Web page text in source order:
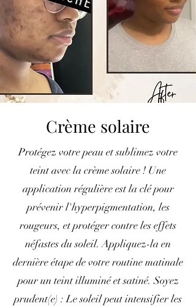
Crème solaire
Protégez votre peau et sublimez votre
teint avec la crème solaire ! Une
application régulière est la clé pour
prévenir l'hyperpigmentation, les
rougeurs, et protéger contre les effets
néfastes du soleil. Appliquez-la en
dernière étape de votre routine matinale
pour un teint illuminé et satiné. Soyez
prudent(e) : Le soleil peut intensifier les